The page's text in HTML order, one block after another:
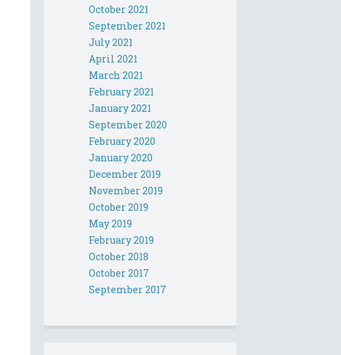
October 2021
September 2021
July 2021
April 2021
March 2021
February 2021
January 2021
September 2020
February 2020
January 2020
December 2019
November 2019
October 2019
May 2019
February 2019
October 2018
October 2017
September 2017